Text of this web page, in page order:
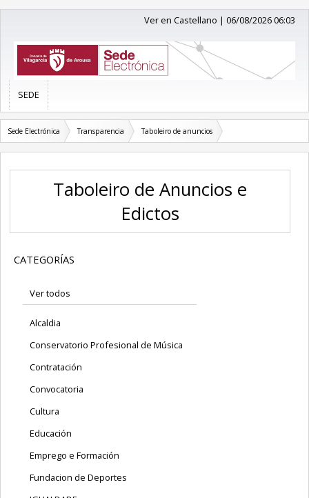
Ver en Castellano |06/08/2026 06:03
SEDE
Sede Electrónica Transparencia Taboleiro de anuncios
Taboleiro de Anuncios e
Edictos
CATEGORÍAS
Ver todos
Alcaldia
Conservatorio Profesional de Música
Contratación
Convocatoria
Cultura
Educación
Emprego e Formación
Fundacion de Deportes